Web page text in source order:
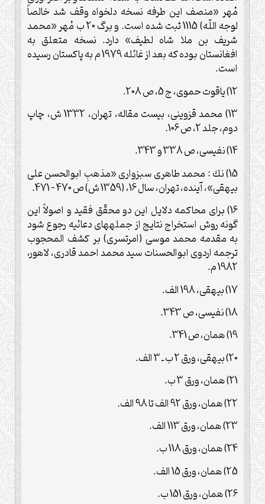
مُهر «منصف اين طرفه نسخه دلخواه وقف شد خالصاً
لوجه اللّه) 1115 ثبت شده است. و برگ 20 ب مُهر «محمد
شريف بن ملا شاه لطيف» دارد. نسخه متعلق به
افغانستان بوده كه بعد از غائله 1979 م به پاكستان رسيده
است.
12) ياقوت حموى، ج 5، ص 208.
13) محمد قزوينى، بيست مقاله، تهران، 1332 ش، چاپ
دوم، جلد 2، ص 106.
14) نفيسى، ص 338 و 343.
15) نك : محمد طاهرى سبزوارى «مذهبِ ابوالحسن على
بيهقى»، آينده، تهران، سال 16، (1359 ش) ص 470 – 471.
16) براى محاكمه دلايل اين دو محقّق فقيد و اصولاً اين
گونه روش استخراج نتايج از جمله‏هاى دعائيه رجوع شود
به مقدمه محمد موسى (امرتسرى) بر كشف المحجوب
ترجمه اردوى ابوالحسنات سيد محمد احمد قادرى، لاهور،
1982 م.
17) بيهقى، 198 الف.
18) نفيسى، ص 343.
19) همان، ص 341.
20) بيهقى، ورق 2 ب ـ 3 الف.
21) همان، ورق 3 ب.
22) همان، ورق 92 الف تا 98 الف.
23) همان، ورق 113 الف.
24) همان، ورق 118 ب.
25) همان، ورق 15 الف.
26) همان، ورق 151 ب.